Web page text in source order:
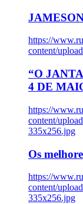
https://
content/
“O
4 DE
https://
content/
335x256.jpg
Os
https://
content/
335x256.jpg